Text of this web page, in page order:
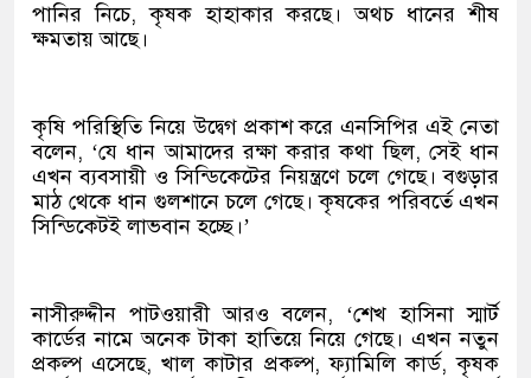
পানির নিচে, কৃষক হাহাকার করছে। অথচ ধানের শীষ
ক্ষমতায় আছে।
কৃষি পরিস্থিতি নিয়ে উদ্বেগ প্রকাশ করে এনসিপির এই নেতা
বলেন, ‘যে ধান আমাদের রক্ষা করার কথা ছিল, সেই ধান
এখন ব্যবসায়ী ও সিন্ডিকেটের নিয়ন্ত্রণে চলে গেছে। বগুড়ার
মাঠ থেকে ধান গুলশানে চলে গেছে। কৃষকের পরিবর্তে এখন
সিন্ডিকেটই লাভবান হচ্ছে।’
নাসীরুদ্দীন পাটওয়ারী আরও বলেন, ‘শেখ হাসিনা স্মার্ট
কার্ডের নামে অনেক টাকা হাতিয়ে নিয়ে গেছে। এখন নতুন
প্রকল্প এসেছে, খাল কাটার প্রকল্প, ফ্যামিলি কার্ড, কৃষক